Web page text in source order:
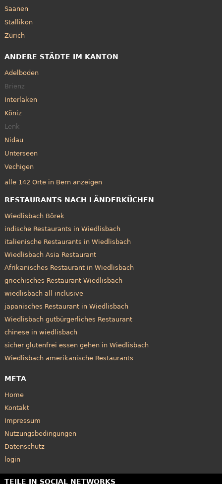
Saanen
Stallikon
Zürich
ANDERE STÄDTE IM KANTON
Adelboden
Brienz
Interlaken
Köniz
Lenk
Nidau
Unterseen
Vechigen
alle 142 Orte in Bern anzeigen
RESTAURANTS NACH LÄNDERKÜCHEN
Wiedlisbach Börek
indische Restaurants in Wiedlisbach
italienische Restaurants in Wiedlisbach
Wiedlisbach Asia Restaurant
Afrikanisches Restaurant in Wiedlisbach
griechisches Restaurant Wiedlisbach
wiedlisbach all inclusive
japanisches Restaurant in Wiedlisbach
Wiedlisbach gutbürgerliches Restaurant
chinese in wiedlisbach
sicher glutenfrei essen gehen in Wiedlisbach
Wiedlisbach amerikanische Restaurants
META
Home
Kontakt
Impressum
Nutzungsbedingungen
Datenschutz
login
TEILE IN SOCIAL NETWORKS